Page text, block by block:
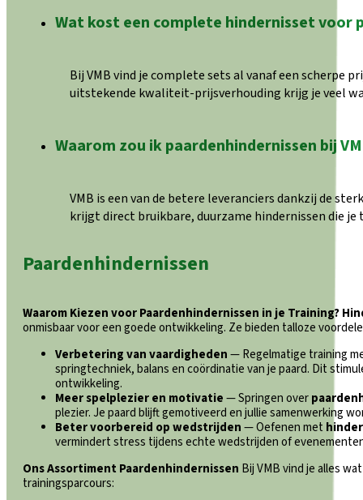
Wat kost een complete hindernisset voor
Bij VMB vind je complete sets al vanaf een scherpe
uitstekende kwaliteit-prijsverhouding krijg je veel
Waarom zou ik paardenhindernissen bij
VMB is een van de betere leveranciers dankzij de
krijgt direct bruikbare, duurzame hindernissen die
Paardenhindernissen
Waarom Kiezen voor Paardenhindernissen in je Training?
onmisbaar voor een goede ontwikkeling. Ze bieden talloze
Verbetering van vaardigheden— Regelmatige training
springtechniek, balans en coördinatie van je paard. Dit
ontwikkeling.
Meer spelplezier en motivatie— Springen over
plezier. Je paard blijft gemotiveerd en jullie samenwerking
Beter voorbereid op wedstrijden— Oefenen met
vermindert stress tijdens echte wedstrijden of
Ons Assortiment Paardenhindernissen Bij VMB vind je alles
trainingsparcours: